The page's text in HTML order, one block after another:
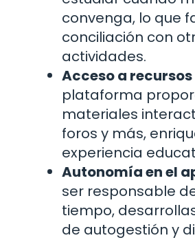
convenga, lo que
conciliación con
actividades.
Acceso a
plataforma
materiales
foros y más,
experiencia
Autonomía en el
ser responsable
tiempo,
de autogestión y